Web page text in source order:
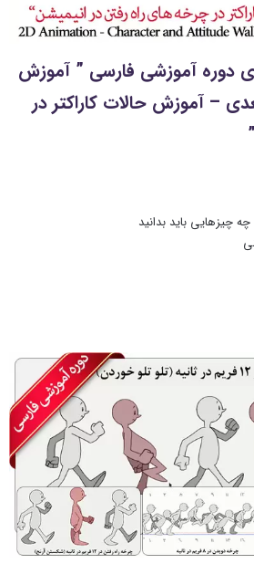
دوره آموزشی فارسی ” آموزش
– آموزش حالات کاراکتر در
چیزهایی باید بدانید